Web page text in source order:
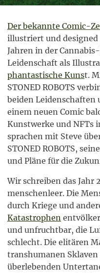
Der bekannte Comic-
illustriert und designed
Jahren in der
Leidenschaft als
phantastische Kunst.
STONED ROBOTS
beiden
einem neuen Comic
Kunstwerke und NFTs
sprachen mit Steve
STONED ROBOTS,
und Pläne für die
Wir schreiben das Jahr
menschenleer. Die
durch Kriege und
Katastrophen
und unfruchtbar, die
schlecht. Die elitären
transhumanen
überlebenden